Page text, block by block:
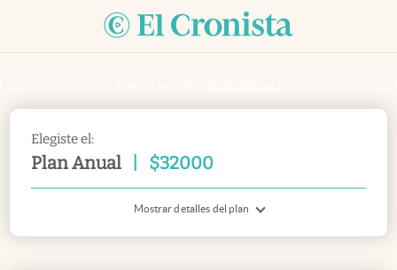
Elegiste el:
Plan Anual $32000
Mostrar detalles del plan